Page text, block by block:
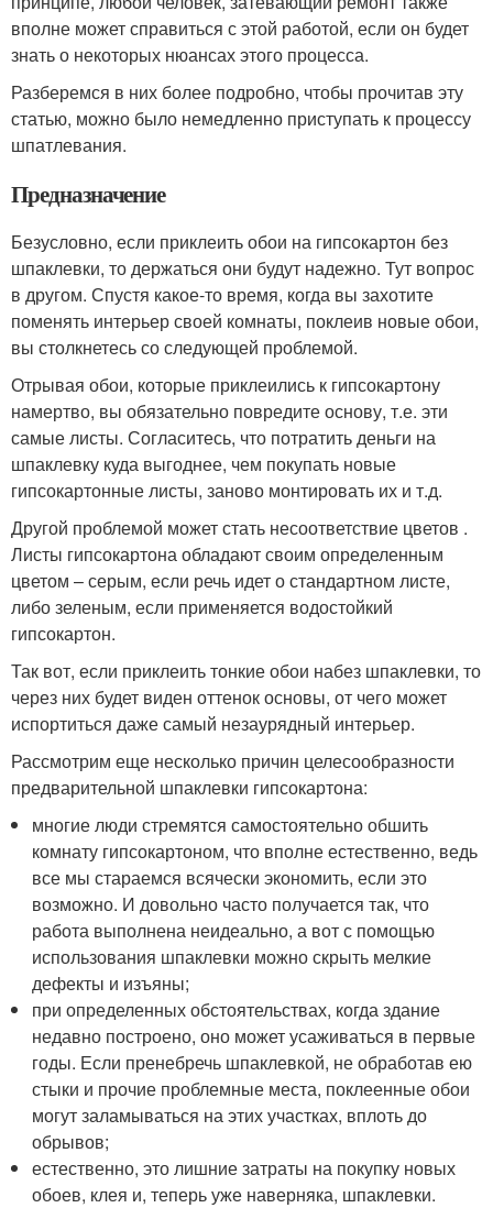
вполне может справиться с этой работой, если он будет
знать о некоторых нюансах этого процесса.
Разберемся в них более подробно, чтобы прочитав эту
статью, можно было немедленно приступать к процессу
шпатлевания.
Предназначение
Безусловно, если приклеить обои на гипсокартон без
шпаклевки, то держаться они будут надежно. Тут вопрос
в другом. Спустя какое-то время, когда вы захотите
поменять интерьер своей комнаты, поклеив новые обои,
вы столкнетесь со следующей проблемой.
Отрывая обои, которые приклеились к гипсокартону
намертво, вы обязательно повредите основу, т.е. эти
самые листы. Согласитесь, что потратить деньги на
шпаклевку куда выгоднее, чем покупать новые
гипсокартонные листы, заново монтировать их и т.д.
Другой проблемой может стать несоответствие цветов .
Листы гипсокартона обладают своим определенным
цветом – серым, если речь идет о стандартном листе,
либо зеленым, если применяется водостойкий
гипсокартон.
Так вот, если приклеить тонкие обои набез шпаклевки, то
через них будет виден оттенок основы, от чего может
испортиться даже самый незаурядный интерьер.
Рассмотрим еще несколько причин целесообразности
предварительной шпаклевки гипсокартона:
многие люди стремятся самостоятельно обшить
комнату гипсокартоном, что вполне естественно, ведь
все мы стараемся всячески экономить, если это
возможно. И довольно часто получается так, что
работа выполнена неидеально, а вот с помощью
использования шпаклевки можно скрыть мелкие
дефекты и изъяны;
при определенных обстоятельствах, когда здание
недавно построено, оно может усаживаться в первые
годы. Если пренебречь шпаклевкой, не обработав ею
стыки и прочие проблемные места, поклеенные обои
могут заламываться на этих участках, вплоть до
обрывов;
естественно, это лишние затраты на покупку новых
обоев, клея и, теперь уже наверняка, шпаклевки.